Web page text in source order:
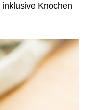
inklusive Knochen